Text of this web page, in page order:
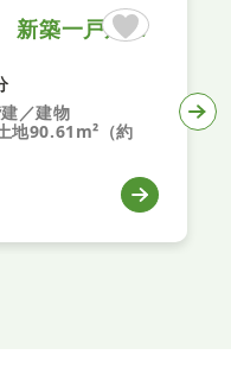
西宮市浜甲子園１丁目 新築一戸建て １期 １号棟
／建物
地90.61m²（約